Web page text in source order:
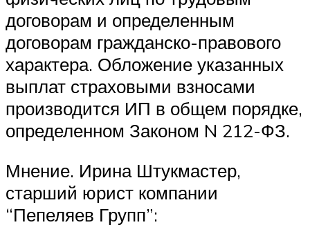
договорам и определенным
договорам гражданско-правового
характера. Обложение указанных
выплат страховыми взносами
производится ИП в общем порядке,
определенном Законом N 212-ФЗ.
Мнение. Ирина Штукмастер,
старший юрист компании
“Пепеляев Групп”: